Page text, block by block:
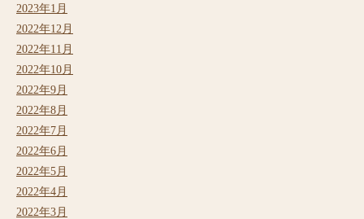
2023年1月
2022年12月
2022年11月
2022年10月
2022年9月
2022年8月
2022年7月
2022年6月
2022年5月
2022年4月
2022年3月